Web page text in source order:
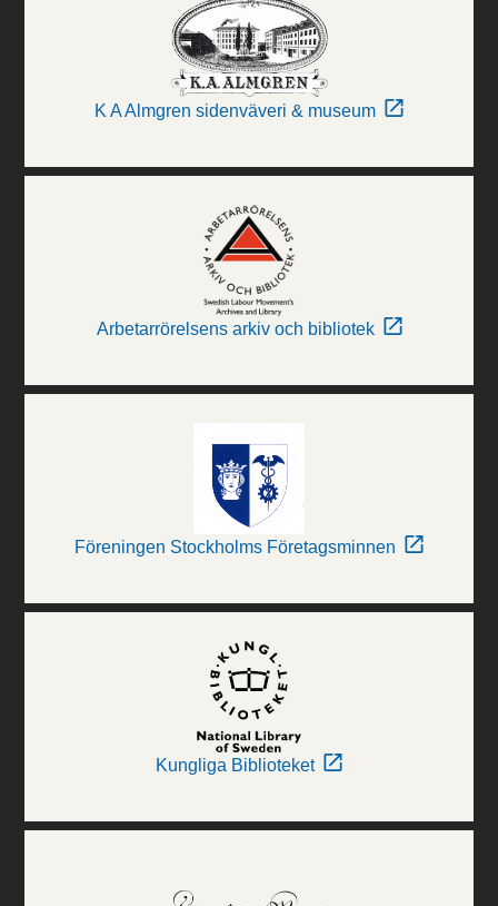
K A Almgren sidenväveri & museum
Arbetarrörelsens arkiv och bibliotek
Föreningen Stockholms Företagsminnen
Kungliga Biblioteket